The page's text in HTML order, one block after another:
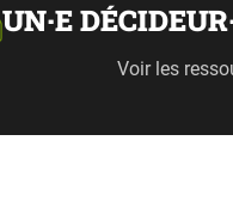
UN·E
Voir les